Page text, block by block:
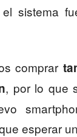
sistema
comprar
, por lo que
esperar